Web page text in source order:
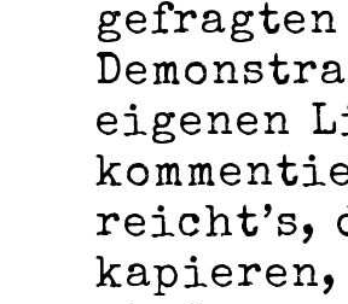
eigenen
reicht’s,